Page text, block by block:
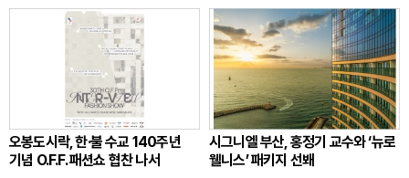
오봉도시락, 한·불 수교 140주년
기념 O.F.F. 패션쇼 협찬 나서
시그니엘 부산, 홍정기 교수와 ‘뉴로
웰니스’ 패키지 선봬